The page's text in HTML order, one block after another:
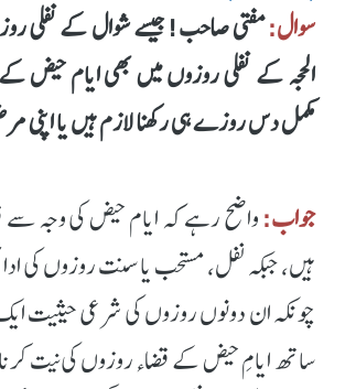
سوال:مفتی صاحب! جیسے شوال کے نفلی
الحجہ کے نفلی روزوں میں بھی ایام حیض
مکمل دس روزے ہی رکھنا لازم ہیں یا اپنی
جواب:واضح رہے کہ ایام حیض کی وجہ
ہیں، جبکہ نفل، مستحب یا سنت روزوں کی
چونکہ ان دونوں روزوں کی شرعی حیثیت
ساتھ ایامِ حیض کے قضاء روزوں کی نیت